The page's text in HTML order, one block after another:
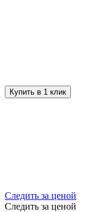
Купить в 1 клик
Следить за ценой
Следить за ценой